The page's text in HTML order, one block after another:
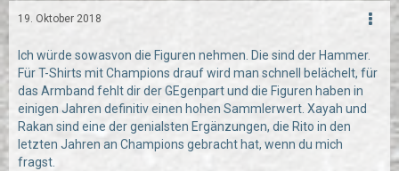
19. Oktober 2018
Ich würde sowasvon die Figuren nehmen. Die sind der Hammer.
Für T-Shirts mit Champions drauf wird man schnell belächelt, für
das Armband fehlt dir der GEgenpart und die Figuren haben in
einigen Jahren definitiv einen hohen Sammlerwert. Xayah und
Rakan sind eine der genialsten Ergänzungen, die Rito in den
letzten Jahren an Champions gebracht hat, wenn du mich
fragst.